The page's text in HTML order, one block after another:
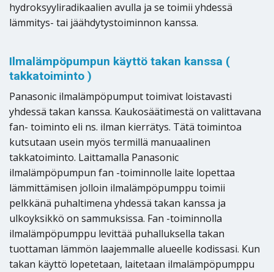
hydroksyyliradikaalien avulla ja se toimii yhdessä
lämmitys- tai jäähdytystoiminnon kanssa.
Ilmalämpöpumpun käyttö takan kanssa (
takkatoiminto )
Panasonic ilmalämpöpumput toimivat loistavasti
yhdessä takan kanssa. Kaukosäätimestä on valittavana
fan- toiminto eli ns. ilman kierrätys. Tätä toimintoa
kutsutaan usein myös termillä manuaalinen
takkatoiminto. Laittamalla Panasonic
ilmalämpöpumpun fan -toiminnolle laite lopettaa
lämmittämisen jolloin ilmalämpöpumppu toimii
pelkkänä puhaltimena yhdessä takan kanssa ja
ulkoyksikkö on sammuksissa. Fan -toiminnolla
ilmalämpöpumppu levittää puhalluksella takan
tuottaman lämmön laajemmalle alueelle kodissasi. Kun
takan käyttö lopetetaan, laitetaan ilmalämpöpumppu